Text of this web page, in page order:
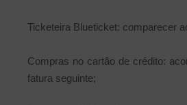
Ticketeira Blueticket: comparecer
Compras no cartão de crédito:
fatura seguinte;